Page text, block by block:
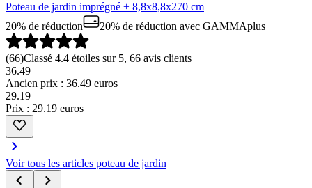
Poteau de jardin imprégné ± 8,8x8,8x270 cm
20% de réduction
20% de réduction avec GAMMAplus
(66)Classé 4.4 étoiles sur 5, 66 avis clients
36.49
Ancien prix : 36.49 euros
29.19
Prix : 29.19 euros
Voir tous les articles poteau de jardin